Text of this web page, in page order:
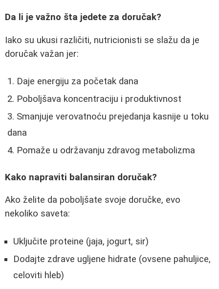
Da li je važno šta jedete za doručak?
Iako su ukusi različiti, nutricionisti se slažu da je
doručak važan jer:
Daje energiju za početak dana
Poboljšava koncentraciju i produktivnost
Smanjuje verovatnoću prejedanja kasnije u toku
dana
Pomaže u održavanju zdravog metabolizma
Kako napraviti balansiran doručak?
Ako želite da poboljšate svoje doručke, evo
nekoliko saveta:
Uključite proteine (jaja, jogurt, sir)
Dodajte zdrave ugljene hidrate (ovsene pahuljice,
celoviti hleb)